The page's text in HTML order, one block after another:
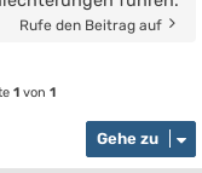
Rufe den Beitrag auf
1von 1
Gehe zu